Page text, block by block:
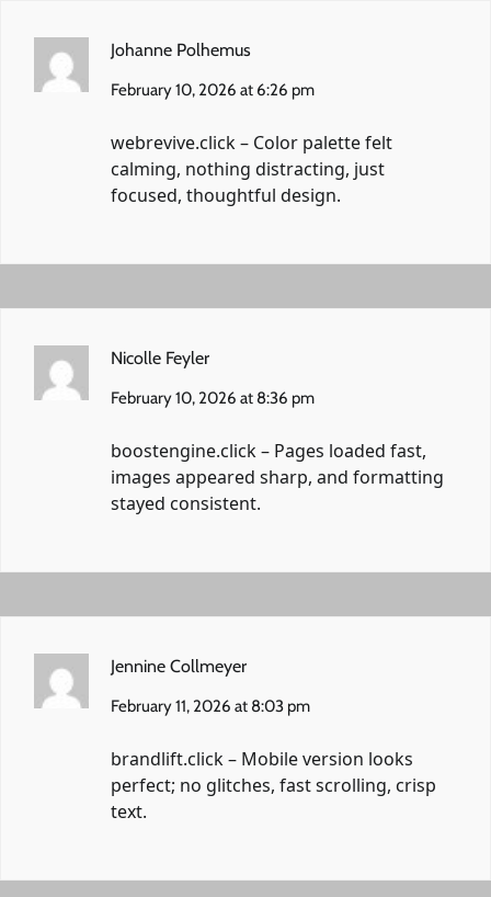
Johanne Polhemus
February 10, 2026 at 6:26 pm
webrevive.click– Color palette felt
calming, nothing distracting, just
focused, thoughtful design.
Nicolle Feyler
February 10, 2026 at 8:36 pm
boostengine.click– Pages loaded fast,
images appeared sharp, and formatting
stayed consistent.
Jennine Collmeyer
February 11, 2026 at 8:03 pm
brandlift.click– Mobile version looks
perfect; no glitches, fast scrolling, crisp
text.